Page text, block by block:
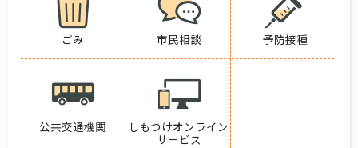
ごみ 市民相談 予防接種
公共交通機関
しもつけオンライン
サービス